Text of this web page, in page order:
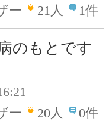
ー
21人 1件
のもとです
ー
20人 0件